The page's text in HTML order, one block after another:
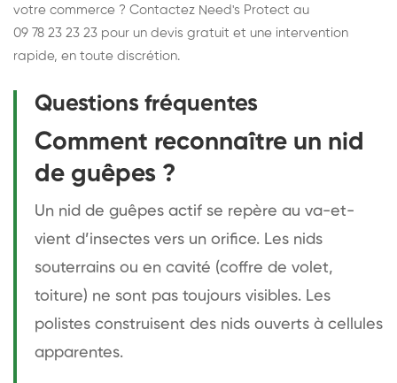
votre commerce ? Contactez Need's Protect au
09 78 23 23 23 pour un devis gratuit et une intervention
rapide, en toute discrétion.
Questions fréquentes
Comment reconnaître un nid
de guêpes ?
Un nid de guêpes actif se repère au va-et-
vient d’insectes vers un orifice. Les nids
souterrains ou en cavité (coffre de volet,
toiture) ne sont pas toujours visibles. Les
polistes construisent des nids ouverts à cellules
apparentes.